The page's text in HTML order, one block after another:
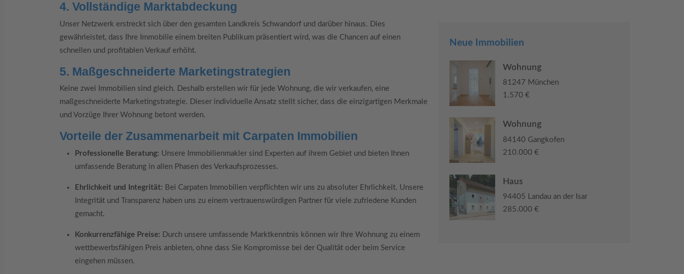
4. Vollständige Marktabdeckung
Unser Netzwerk erstreckt sich über den gesamten Landkreis Schwandorf und darüber hinaus. Dies
gewährleistet, dass Ihre Immobilie einem breiten Publikum präsentiert wird, was die Chancen auf einen
schnellen und profitablen Verkauf erhöht.
5. Maßgeschneiderte Marketingstrategien
Keine zwei Immobilien sind gleich. Deshalb erstellen wir für jede Wohnung, die wir verkaufen, eine
maßgeschneiderte Marketingstrategie. Dieser individuelle Ansatz stellt sicher, dass die einzigartigen Merkmale
und Vorzüge Ihrer Wohnung betont werden.
Vorteile der Zusammenarbeit mit Carpaten Immobilien
Professionelle Beratung: Unsere Immobilienmakler sind Experten auf ihrem Gebiet und bieten Ihnen
umfassende Beratung in allen Phasen des Verkaufsprozesses.
Ehrlichkeit und Integrität: Bei Carpaten Immobilien verpflichten wir uns zu absoluter Ehrlichkeit. Unsere
Integrität und Transparenz haben uns zu einem vertrauenswürdigen Partner für viele zufriedene Kunden
gemacht.
Konkurrenzfähige Preise: Durch unsere umfassende Marktkenntnis können wir Ihre Wohnung zu einem
wettbewerbsfähigen Preis anbieten, ohne dass Sie Kompromisse bei der Qualität oder beim Service
eingehen müssen.
Neue Immobilien
Wohnung
81247 München
1.570 €
Wohnung
84140 Gangkofen
210.000 €
Haus
94405 Landau an der Isar
285.000 €